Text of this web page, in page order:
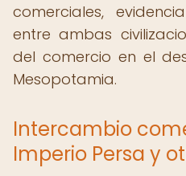
comerciales,
entre ambas
del comercio en el
Mesopotamia.
Intercambio
Imperio Persa y